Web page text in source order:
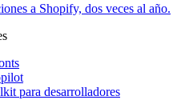
a Shopify, dos veces al año.
para desarrolladores